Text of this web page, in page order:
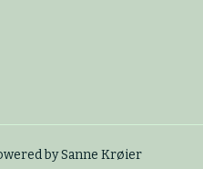
by Sanne Krøier